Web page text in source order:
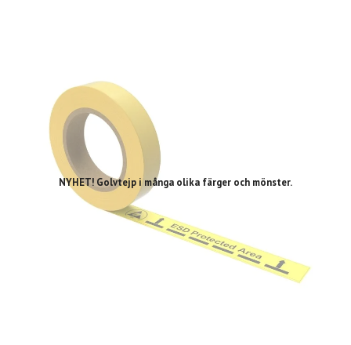
NYHET! Golvtejp i många olika färger och mönster.